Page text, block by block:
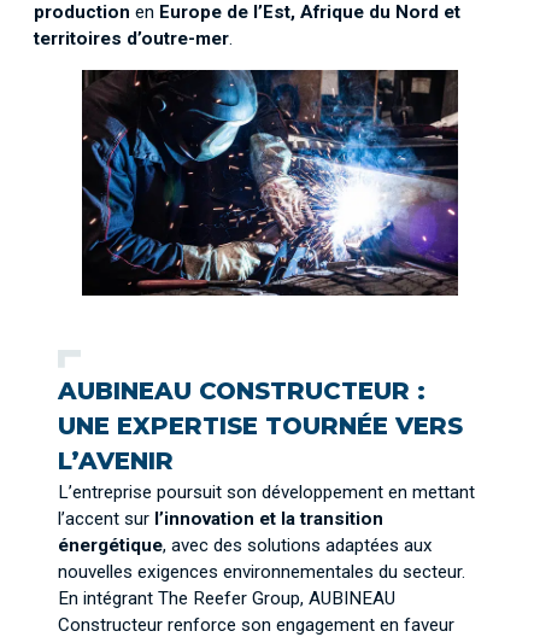
production en Europe de l’Est, Afrique du Nord et
territoires d’outre-mer.
AUBINEAU CONSTRUCTEUR :
UNE EXPERTISE TOURNÉE VERS
L’AVENIR
L’entreprise poursuit son développement en mettant
l’accent sur l’innovation et la transition
énergétique, avec des solutions adaptées aux
nouvelles exigences environnementales du secteur.
En intégrant The Reefer Group, AUBINEAU
Constructeur renforce son engagement en faveur